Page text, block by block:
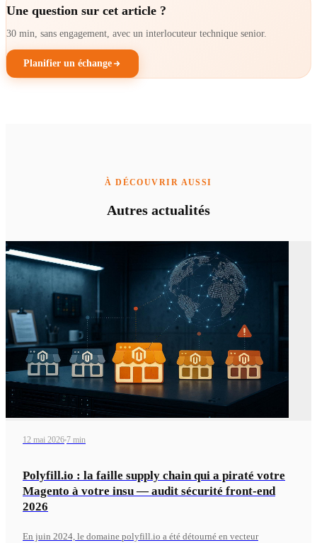
Une question sur cet article ?
30 min, sans engagement, avec un interlocuteur technique senior.
Planifier un échange
À DÉCOUVRIR AUSSI
Autres actualités
12 mai 2026 7 min
Polyfill.io : la faille supply chain qui a piraté votre
Magento à votre insu — audit sécurité front-end
2026
En juin 2024, le domaine polyfill.io a été détourné en vecteur